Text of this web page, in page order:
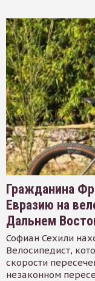
Гражданина
Евразию на
Дальнем
Софиан Сехили
Велосипедист,
скорости
незаконном